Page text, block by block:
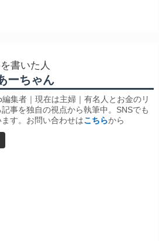
書いた人
ーちゃん
編集者｜現在は主婦｜有名人とお金のリ
事を独自の視点から執筆中。SNSでも
す。お問い合わせはこちらから